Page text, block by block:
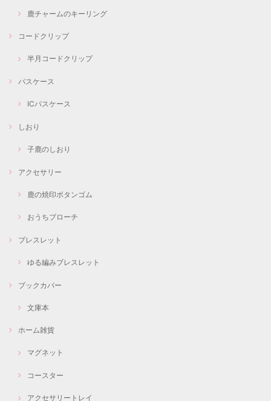
鹿チャームのキーリング
コードクリップ
半月コードクリップ
パスケース
ICパスケース
しおり
子鹿のしおり
アクセサリー
鹿の焼印ボタンゴム
おうちブローチ
ブレスレット
ゆる編みブレスレット
ブックカバー
文庫本
ホーム雑貨
マグネット
コースター
アクセサリートレイ